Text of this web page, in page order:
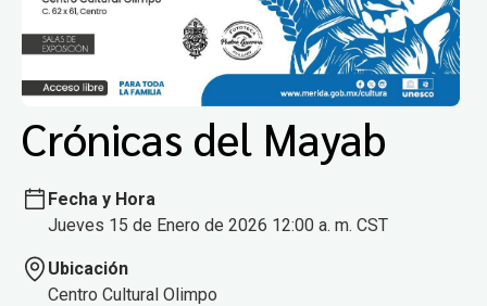
Crónicas del Mayab
Fecha y Hora
Jueves 15 de Enero de 2026 12:00 a. m. CST
Ubicación
Centro Cultural Olimpo